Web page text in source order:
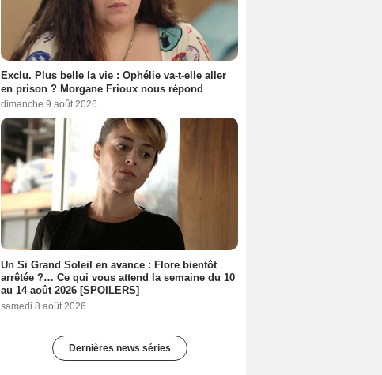
Exclu. Plus belle la vie : Ophélie va-t-elle aller
en prison ? Morgane Frioux nous répond
dimanche 9 août 2026
Un Si Grand Soleil en avance : Flore bientôt
arrêtée ?… Ce qui vous attend la semaine du 10
au 14 août 2026 [SPOILERS]
samedi 8 août 2026
Dernières news séries